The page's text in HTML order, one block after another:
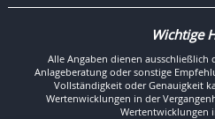
Wichtige
Alle Angaben dienen
Anlageberatung oder sonstige
Vollständigkeit oder Genauigkeit
Wertenwicklungen in der
Wertentwicklungen